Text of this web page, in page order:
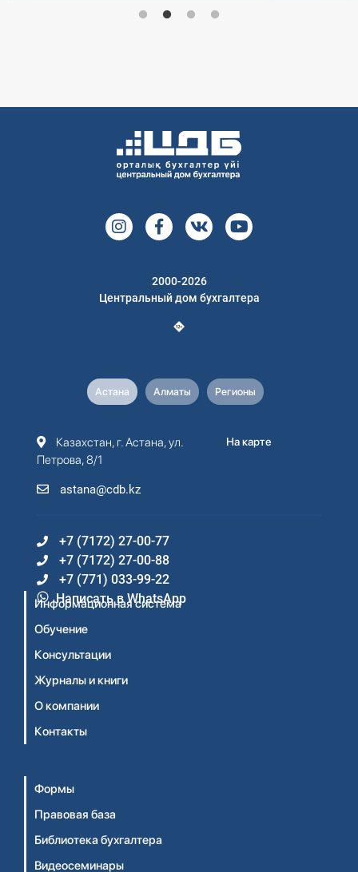
2000-2026
Центральный дом бухгалтера
Астана Алматы Регионы
Казахстан, г. Астана, ул.
Петрова, 8/1
astana@cdb.kz
На карте
+7 (7172) 27-00-77
+7 (7172) 27-00-88
+7 (771) 033-99-22
Написать в WhatsApp
Информационная система
Обучение
Консультации
Журналы и книги
О компании
Контакты
Формы
Правовая база
Библиотека бухгалтера
Видеосеминары